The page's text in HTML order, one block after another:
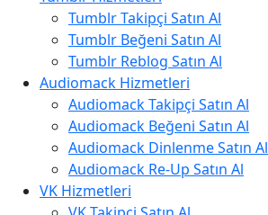
Tumblr Takipçi Satın Al
Tumblr Beğeni Satın Al
Tumblr Reblog Satın Al
Audiomack Hizmetleri
Audiomack Takipçi Satın Al
Audiomack Beğeni Satın Al
Audiomack Dinlenme Satın Al
Audiomack Re-Up Satın Al
VK Hizmetleri